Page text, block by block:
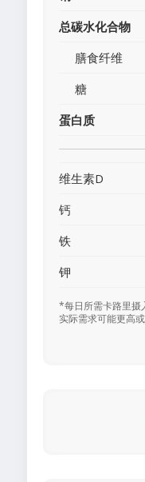
总碳水化合物
膳食纤维
糖
蛋白质
维生素D
钙
铁
钾
*每日所需卡路里摄
实际需求可能更高或